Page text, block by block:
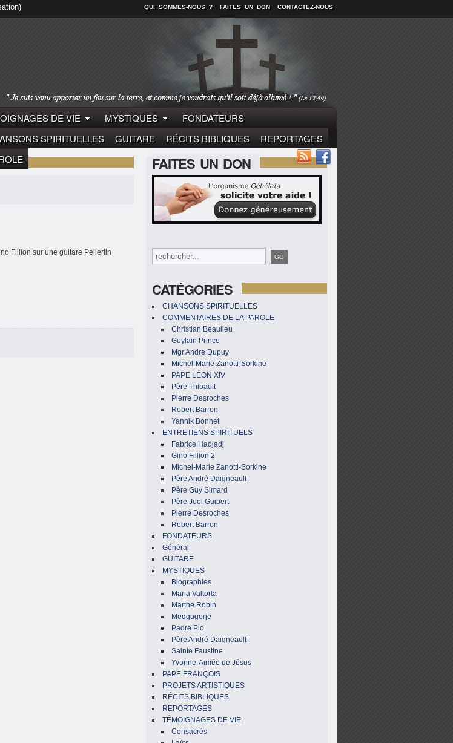
QUI SOMMES-NOUS ? FAITES UN DON CONTACTEZ-NOUS
DE VIE MYSTIQUES
FONDATEURS
SPIRITUELLES GUITARE RÉCITS BIBLIQUES
REPORTAGES
FAITES UN DON
CATÉGORIES
CHANSONS SPIRITUELLES
COMMENTAIRES DE LA PAROLE
Christian Beaulieu
Guylain Prince
Mgr André Dupuy
Michel-Marie Zanotti-Sorkine
PAPE LÉON XIV
Père Thibault
Pierre Desroches
Robert Barron
Yannik Bonnet
ENTRETIENS SPIRITUELS
Fabrice Hadjadj
Gino Fillion 2
Michel-Marie Zanotti-Sorkine
Père André Daigneault
Père Guy Simard
Père Joël Guibert
Pierre Desroches
Robert Barron
FONDATEURS
Général
GUITARE
MYSTIQUES
Biographies
Maria Valtorta
Marthe Robin
Medgugorje
Padre Pio
Père André Daigneault
Sainte Faustine
Yvonne-Aimée de Jésus
PAPE FRANÇOIS
PROJETS ARTISTIQUES
RÉCITS BIBLIQUES
REPORTAGES
TÉMOIGNAGES DE VIE
Consacrés
Fillion sur une guitare Pelleriin